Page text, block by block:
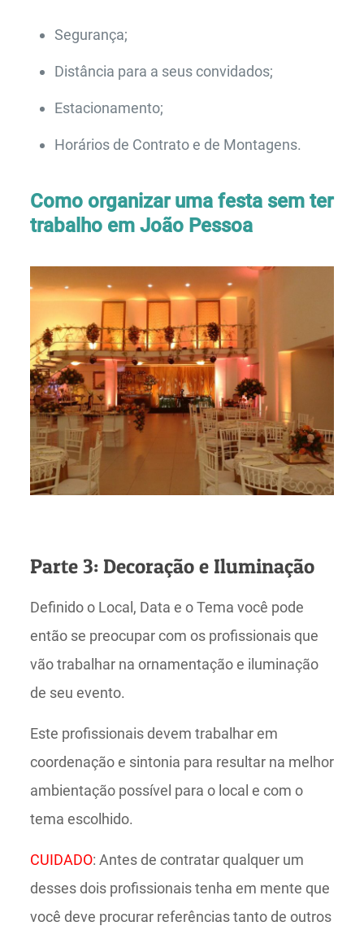
Segurança;
Distância para a seus convidados;
Estacionamento;
Horários de Contrato e de Montagens.
Como organizar uma festa sem ter
trabalho em João Pessoa
Parte 3: Decoração e Iluminação
Definido o Local, Data e o Tema você pode
então se preocupar com os profissionais que
vão trabalhar na ornamentação e iluminação
de seu evento.
Este profissionais devem trabalhar em
coordenação e sintonia para resultar na melhor
ambientação possível para o local e com o
tema escolhido.
CUIDADO: Antes de contratar qualquer um
desses dois profissionais tenha em mente que
você deve procurar referências tanto de outros